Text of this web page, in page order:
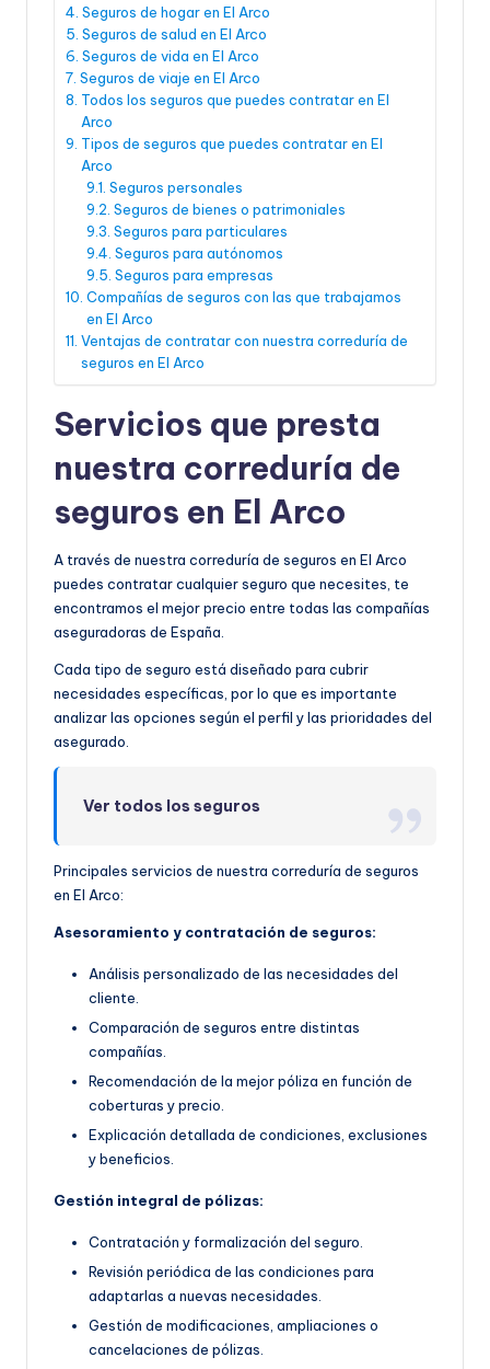
Seguros de hogar en El Arco
Seguros de salud en El Arco
Seguros de vida en El Arco
Seguros de viaje en El Arco
Todos los seguros que puedes contratar en El
Arco
Tipos de seguros que puedes contratar en El
Arco
Seguros personales
Seguros de bienes o patrimoniales
Seguros para particulares
Seguros para autónomos
Seguros para empresas
Compañías de seguros con las que trabajamos
en El Arco
Ventajas de contratar con nuestra correduría de
seguros en El Arco
Servicios que presta
nuestra correduría de
seguros en El Arco
A través de nuestra correduría de seguros en El Arco
puedes contratar cualquier seguro que necesites, te
encontramos el mejor precio entre todas las compañías
aseguradoras de España.
Cada tipo de seguro está diseñado para cubrir
necesidades específicas, por lo que es importante
analizar las opciones según el perfil y las prioridades del
asegurado.
Ver todos los seguros
Principales servicios de nuestra correduría de seguros
en El Arco:
Asesoramiento y contratación de seguros:
Análisis personalizado de las necesidades del
cliente.
Comparación de seguros entre distintas
compañías.
Recomendación de la mejor póliza en función de
coberturas y precio.
Explicación detallada de condiciones, exclusiones
y beneficios.
Gestión integral de pólizas:
Contratación y formalización del seguro.
Revisión periódica de las condiciones para
adaptarlas a nuevas necesidades.
Gestión de modificaciones, ampliaciones o
cancelaciones de pólizas.